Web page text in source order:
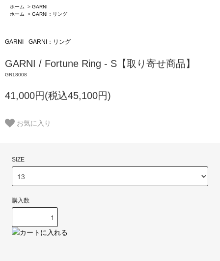
ホーム > GARNI
ホーム
> GARNI：リング
GARNI GARNI：リング
GARNI / Fortune Ring - S【取り寄せ商品】
GR18008
41,000円(税込45,100円)
お気に入り
SIZE
購入数